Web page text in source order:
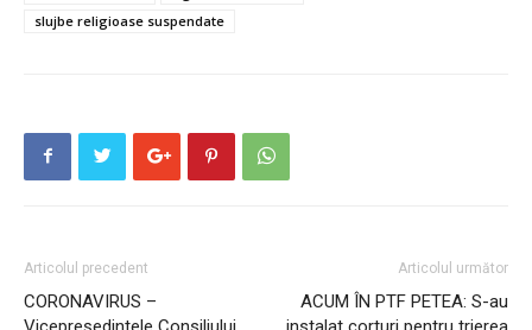
slujbe religioase suspendate
Articolul precedent
CORONAVIRUS –
Articolul următor
ACUM ÎN PTF PETEA: S-au